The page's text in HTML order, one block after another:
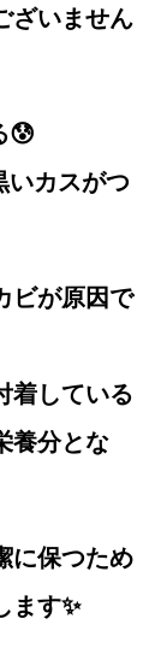
ざいません
😰
いカスがつ
ビが原因で
着している
養分とな
に保つため
ます✨